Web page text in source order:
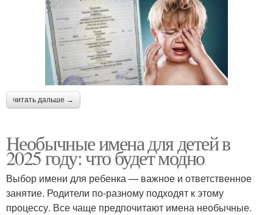
читать дальше →
Необычные имена для детей в
2025 году: что будет модно
Выбор имени для ребенка — важное и ответственное
занятие. Родители по-разному подходят к этому
процессу. Все чаще предпочитают имена необычные.